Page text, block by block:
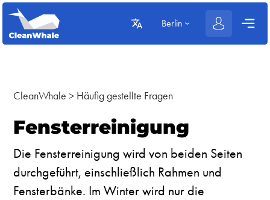
Berlin
CleanWhale > Häufig gestellte Fragen
Fensterreinigung
Die Fensterreinigung wird von beiden Seiten
durchgeführt, einschließlich Rahmen und
Fensterbänke. Im Winter wird nur die